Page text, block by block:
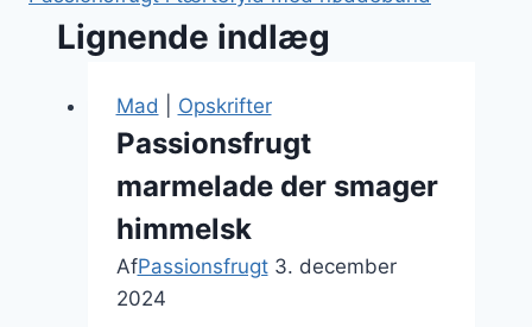
Lignende indlæg
Mad Opskrifter
Passionsfrugt
marmelade der smager
himmelsk
AfPassionsfrugt 3. december
2024